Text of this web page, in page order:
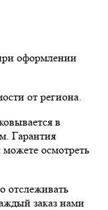
оформлении
от региона.
в
Гарантия
осмотреть
отслеживать
заказ нами